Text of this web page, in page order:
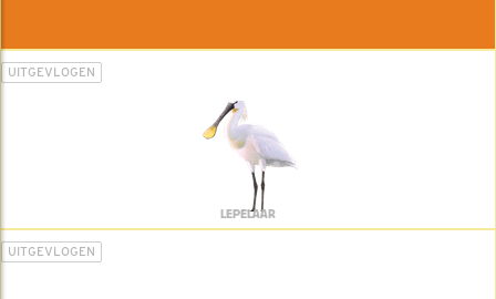
UITGEVLOGEN
LEPELAAR
UITGEVLOGEN